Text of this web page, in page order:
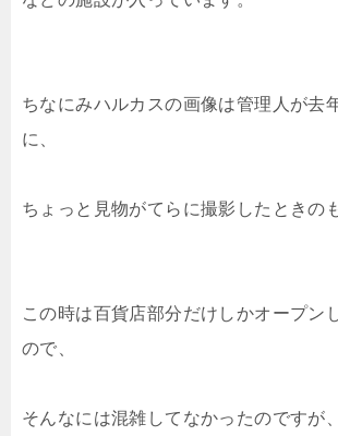
ちなにみハルカスの画像は管理人が去
に、
ちょっと見物がてらに撮影したときの
この時は百貨店部分だけしかオープン
ので、
そんなには混雑してなかったのですが